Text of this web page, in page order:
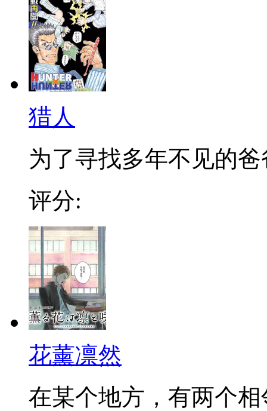
猎人
为了寻找多年不见的爸
评分:
花薰凛然
在某个地方，有两个相